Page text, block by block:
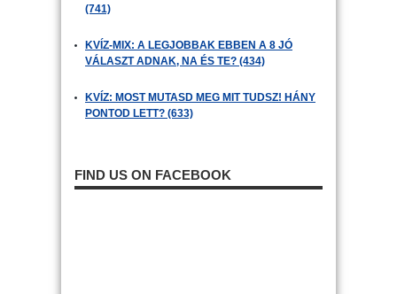
(741)
KVÍZ-MIX: A LEGJOBBAK EBBEN A 8 JÓ
VÁLASZT ADNAK, NA ÉS TE? (434)
KVÍZ: MOST MUTASD MEG MIT TUDSZ! HÁNY
PONTOD LETT? (633)
FIND US ON FACEBOOK